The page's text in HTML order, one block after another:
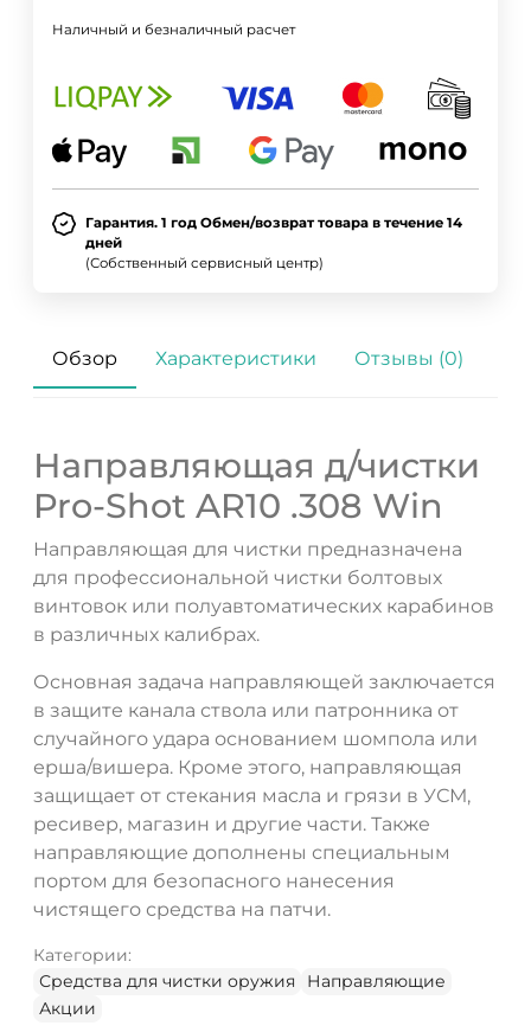
Наличный и безналичный расчет
Гарантия. 1 год Обмен/возврат товара в течение 14
дней
(Собственный сервисный центр)
Обзор Характеристики Отзывы (0)
Направляющая д/чистки
Pro-Shot AR10 .308 Win
Направляющая для чистки предназначена
для профессиональной чистки болтовых
винтовок или полуавтоматических карабинов
в различных калибрах.
Основная задача направляющей заключается
в защите канала ствола или патронника от
случайного удара основанием шомпола или
ерша/вишера. Кроме этого, направляющая
защищает от стекания масла и грязи в УСМ,
ресивер, магазин и другие части. Также
направляющие дополнены специальным
портом для безопасного нанесения
чистящего средства на патчи.
Категории:
Средства для чистки оружия
Направляющие
Акции
ДА